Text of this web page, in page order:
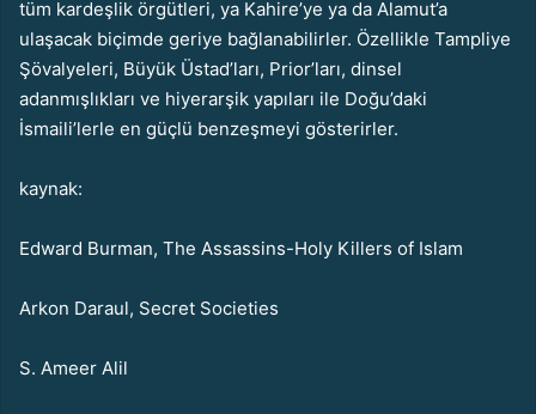
tüm kardeşlik örgütleri, ya Kahire’ye ya da Alamut’a
ulaşacak biçimde geriye bağlanabilirler. Özellikle Tampliye
Şövalyeleri, Büyük Üstad’ları, Prior’ları, dinsel
adanmışlıkları ve hiyerarşik yapıları ile Doğu’daki
İsmaili’lerle en güçlü benzeşmeyi gösterirler.
kaynak:
Edward Burman, The Assassins-Holy Killers of Islam
Arkon Daraul, Secret Societies
S. Ameer Alil